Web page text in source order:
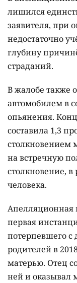
лишился
заявителя, при
недостаточно
глубину
страданий.
В жалобе также
автомобилем в
опьянения.
составила 1,3
столкновением
на встречную
столкновение, в
человека.
Апелляционная
первая
потерпевшего с
родителей в
матерью. Отец
ней и оказывал